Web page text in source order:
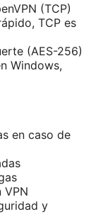
(TCP)
TCP es
(AES-256)
Windows,
en caso de
VPN
y